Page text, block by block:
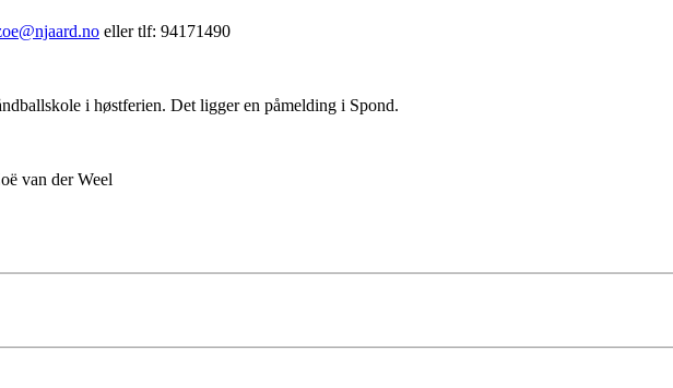
eller tlf: 94171490
i høstferien. Det ligger en påmelding i Spond.
van der Weel